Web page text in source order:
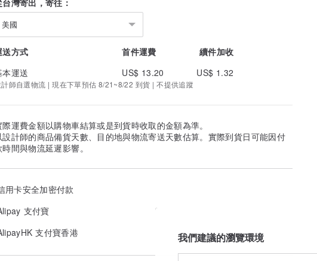
美國
送方式 首件運費
續件加收
本運送
US$ 13.20 US$ 1.32
師自選物流 | 現在下單預估 8/21~8/22 到貨 | 不提供追蹤
際運費金額以購物車結算或是到貨時收取的金額為準。
設計師的商品備貨天數、目的地與物流寄送天數估算。實際到貨日可能因付
時間與物流延遲影響。
用卡安全加密付款
支付寶
支付寶香港
我們建議的瀏覽環境